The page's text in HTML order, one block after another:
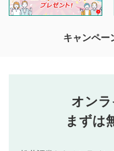
投稿するボタン
星で評価をすると投
他の利用者が動画を視聴
待ちしております。
なお、投稿をもって、本
行ってください。
当社は、利用者同士
ブルによって生じた
キャンペー
オンラ
まずは